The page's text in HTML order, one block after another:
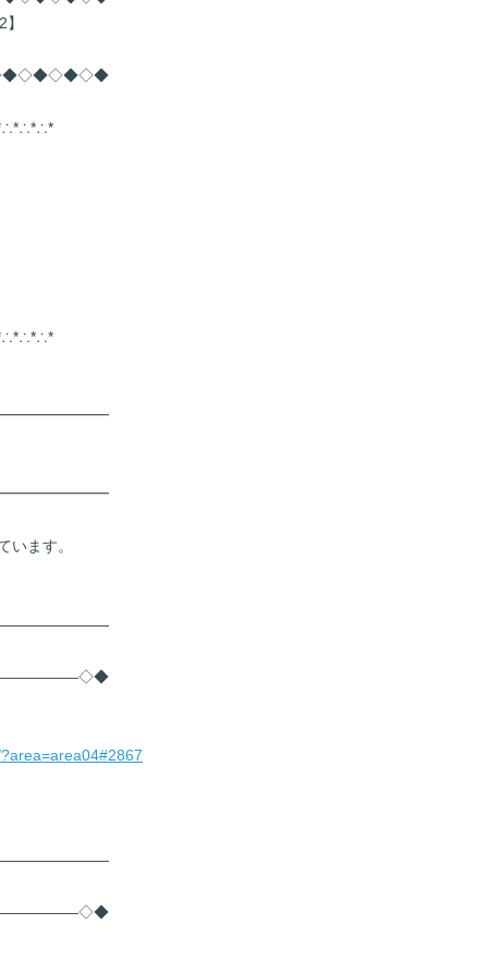
います。